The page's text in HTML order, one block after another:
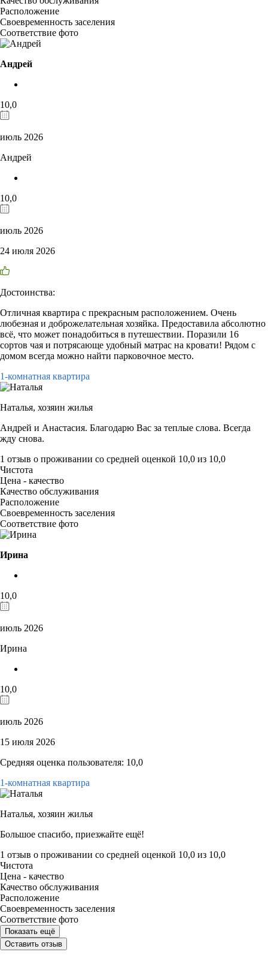
Расположение
Своевременность заселения
Соответствие фото
Андрей
10,0
июль 2026
Андрей
10,0
июль 2026
24 июля 2026
Достоинства:
Отличная квартира с прекрасным расположением. Очень
любезная и доброжелательная хозяйка. Предоставила абсолютно
всё, что может понадобиться в путешествии. Поразили 16
сортов чая и потрясающе удобный матрас на кровати! Рядом с
домом всегда можно найти парковочное место.
1-комнатная квартира
Наталья, хозяин жилья
Андрей и Анастасия. Благодарю Вас за теплые слова. Всегда
жду снова.
1 отзыв о проживании со средней оценкой 10,0 из 10,0
Чистота
Цена - качество
Качество обслуживания
Расположение
Своевременность заселения
Соответствие фото
Ирина
10,0
июль 2026
Ирина
10,0
июль 2026
15 июля 2026
Средняя оценка пользователя: 10,0
1-комнатная квартира
Наталья, хозяин жилья
Большое спасибо, приезжайте ещё!
1 отзыв о проживании со средней оценкой 10,0 из 10,0
Чистота
Цена - качество
Качество обслуживания
Расположение
Своевременность заселения
Соответствие фото
Показать ещё
Оставить отзыв